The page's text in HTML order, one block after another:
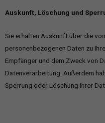
Auskunft, Löschung und
Sie erhalten Auskunft über die
personenbezogenen Daten zu
Empfänger und dem Zweck von
Datenverarbeitung. Außerdem
Sperrung oder Löschung Ihrer
Cookie-